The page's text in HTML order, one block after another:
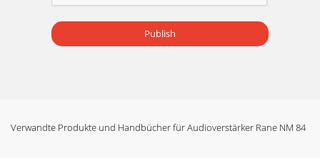
Publish
Verwandte Produkte und Handbücher für Audioverstärker Rane NM 84